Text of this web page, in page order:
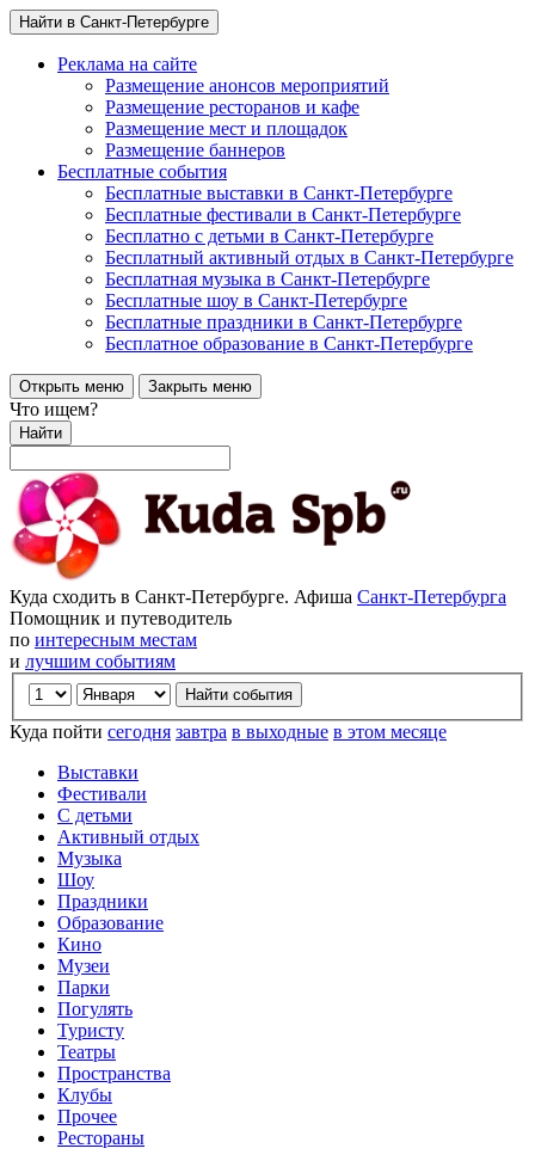
Найти в Санкт-Петербурге
Реклама на сайте
Размещение анонсов мероприятий
Размещение ресторанов и кафе
Размещение мест и площадок
Размещение баннеров
Бесплатные события
Бесплатные выставки в Санкт-Петербурге
Бесплатные фестивали в Санкт-Петербурге
Бесплатно с детьми в Санкт-Петербурге
Бесплатный активный отдых в Санкт-Петербурге
Бесплатная музыка в Санкт-Петербурге
Бесплатные шоу в Санкт-Петербурге
Бесплатные праздники в Санкт-Петербурге
Бесплатное образование в Санкт-Петербурге
Открыть меню Закрыть меню
Что ищем?
Найти
Куда сходить в Санкт-Петербурге. Афиша Санкт-Петербурга
Помощник и путеводитель
по интересным местам
и лучшим событиям
Куда пойти сегодня завтра в выходные в этом месяце
Выставки
Фестивали
С детьми
Активный отдых
Музыка
Шоу
Праздники
Образование
Кино
Музеи
Парки
Погулять
Туристу
Театры
Пространства
Клубы
Прочее
Рестораны